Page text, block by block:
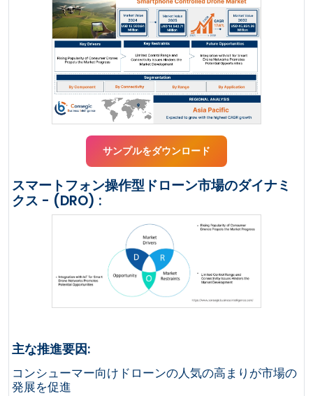
サンプルをダウンロード
スマートフォン操作型ドローン市場のダイナミ
クス - (DRO) :
主な推進要因:
コンシューマー向けドローンの人気の高まりが市場の
発展を促進